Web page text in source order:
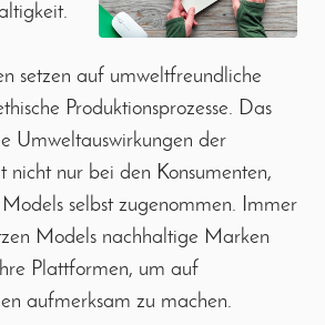
setzen auf umweltfreundliche
Produktionsprozesse. Das
Umweltauswirkungen der
nicht nur bei den Konsumenten,
selbst zugenommen. Immer
Models nachhaltige Marken
Plattformen, um auf
aufmerksam zu machen.